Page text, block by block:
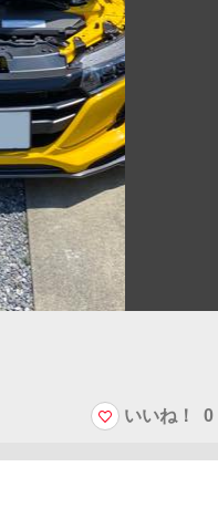
いいね！ 0